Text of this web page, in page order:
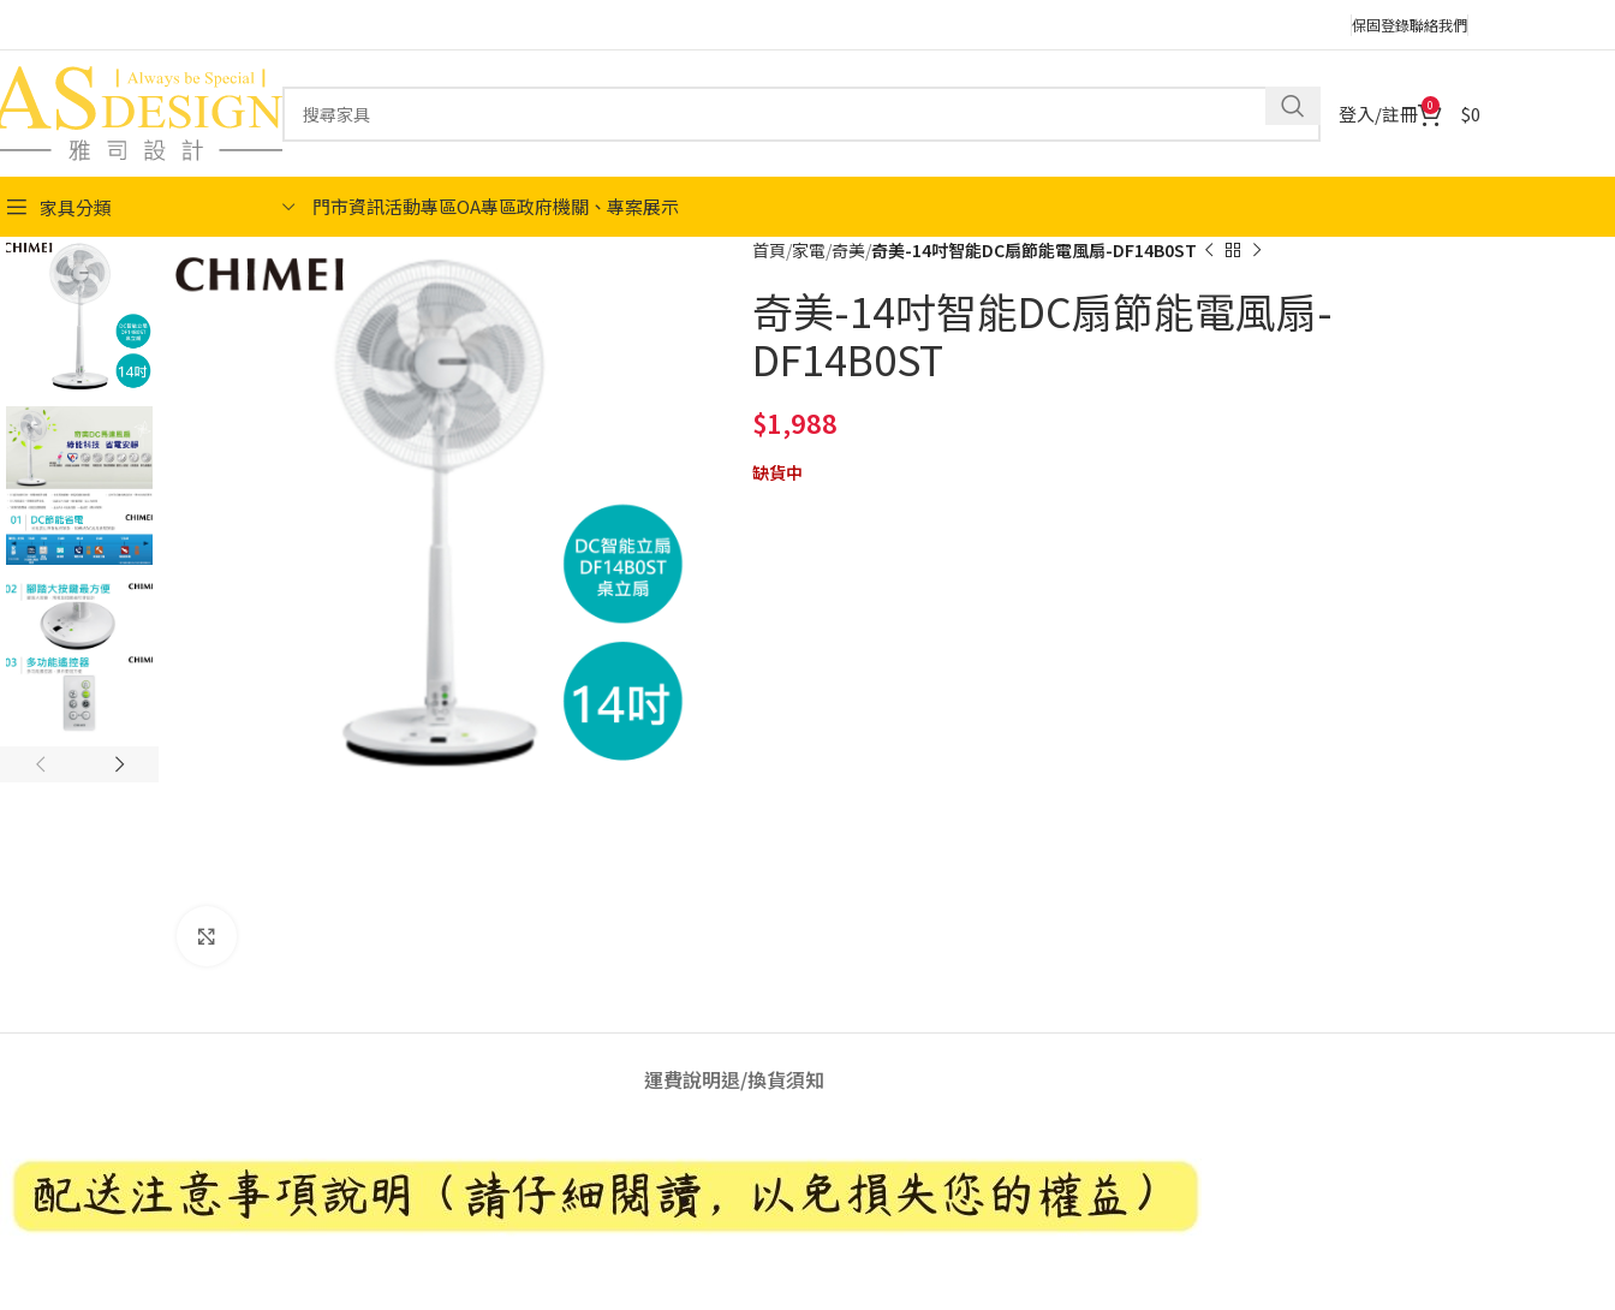
保固登錄聯絡我們
登入/註冊 0 0
家具分類 門市資訊活動專區OA專區政府機關、專案展示
首頁 家電 奇美 奇美-14吋智能DC扇節能電風扇-DF14B0ST
奇美-14吋智能DC扇節能電風扇-
DF14B0ST
1,988
缺貨中
運費說明退/換貨須知